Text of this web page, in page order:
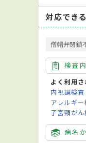
対応でき
僧帽弁閉鎖
検査
よく利用
内視鏡検査
アレルギ
子宮頸がん
病名